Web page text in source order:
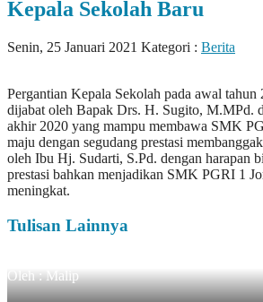
Kepala Sekolah Baru
Senin, 25 Januari 2021 Kategori : Berita
Pergantian Kepala Sekolah pada awal tahun
dijabat oleh Bapak Drs. H. Sugito, M.MPd.
akhir 2020 yang mampu membawa SMK
maju dengan segudang prestasi
oleh Ibu Hj. Sudarti, S.Pd. dengan harapan
prestasi bahkan menjadikan SMK PGRI 1
meningkat.
Tulisan Lainnya
Oleh : Malip